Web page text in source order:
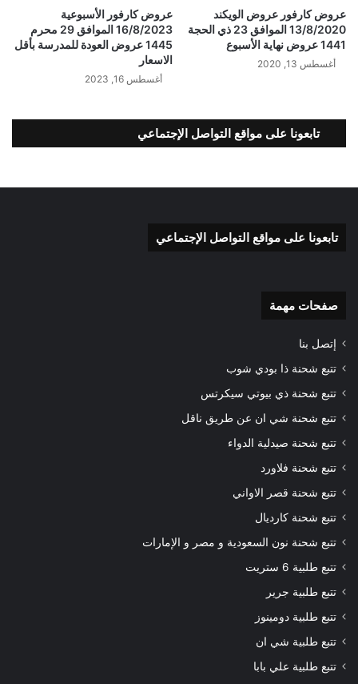
عروض كارفور عروض الويكند
13/8/2020 الموافق 23 ذي الحجة
1441 عروض نهاية الأسبوع
أغسطس 13, 2020
عروض كارفور الأسبوعية
16/8/2023 الموافق 29 محرم
1445 عروض العودة للمدرسة بأقل
الاسعار
أغسطس 16, 2023
تابعونا على مواقع التواصل الإجتماعي
تابعونا على مواقع التواصل الإجتماعي
صفحات مهمة
إتصل بنا
تتبع شحنة ذا بودي شوب
تتبع شحنة ذي بيوتي سيكرتس
تتبع شحنة شي ان عن طريق ناقل
تتبع شحنة صيدلية الدواء
تتبع شحنة فلاورد
تتبع شحنة قصر الاواني
تتبع شحنة كارديال
تتبع شحنة نون السعودية و مصر و الإمارات
تتبع طلبية 6 ستريت
تتبع طلبية جرير
تتبع طلبية دومينوز
تتبع طلبية شي ان
تتبع طلبية علي بابا